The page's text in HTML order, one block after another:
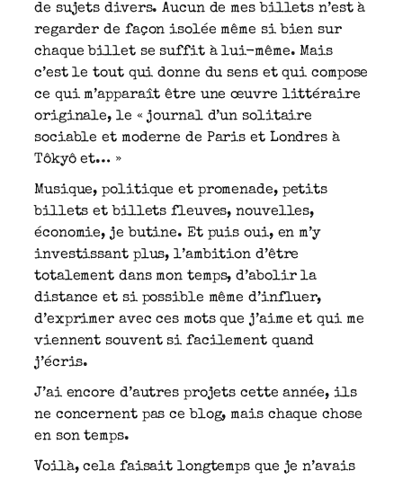
de sujets divers. Aucun de mes billets n’est à
regarder de façon isolée même si bien sur
chaque billet se suffit à lui-même. Mais
c’est le tout qui donne du sens et qui compose
ce qui m’apparaît être une œuvre littéraire
originale, le « journal d’un solitaire
sociable et moderne de Paris et Londres à
Tôkyô et… »
Musique, politique et promenade, petits
billets et billets fleuves, nouvelles,
économie, je butine. Et puis oui, en m’y
investissant plus, l’ambition d’être
totalement dans mon temps, d’abolir la
distance et si possible même d’influer,
d’exprimer avec ces mots que j’aime et qui me
viennent souvent si facilement quand
j’écris.
J’ai encore d’autres projets cette année, ils
ne concernent pas ce blog, mais chaque chose
en son temps.
Voilà, cela faisait longtemps que je n’avais